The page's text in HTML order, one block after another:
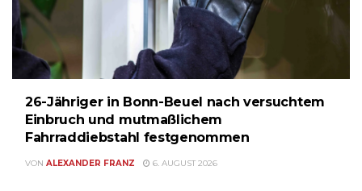
26-Jähriger in Bonn-Beuel nach versuchtem
Einbruch und mutmaßlichem
Fahrraddiebstahl festgenommen
VON ALEXANDER FRANZ 6. AUGUST 2026